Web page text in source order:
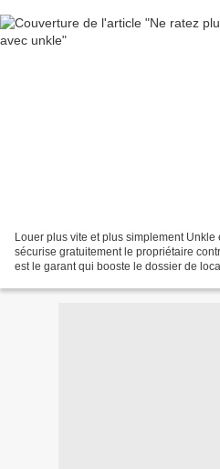
Louer plus vite et plus simplement
sécurise gratuitement le propriétaire
est le garant qui booste le dossier de